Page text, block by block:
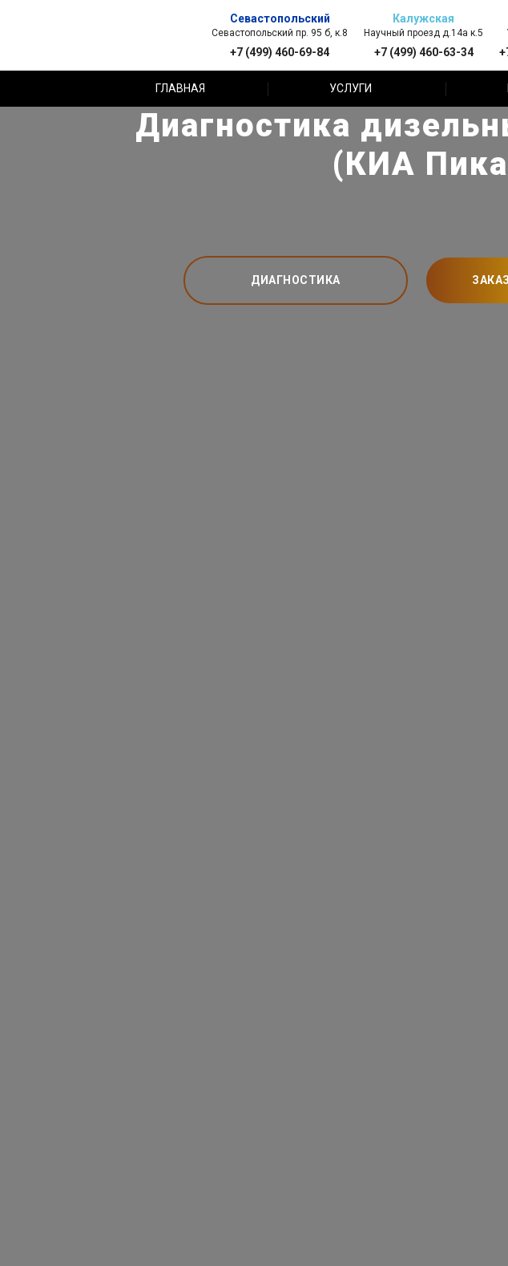
Севастопольский
Севастопольский пр. 95 б, к.8
+7 (499) 460-69-84
Калужская
Научный проезд д.14а к.5
+7 (499) 460-63-34
ГЛАВНАЯ УСЛУГИ
Диагностика
(КИА
ДИАГНОСТИКА